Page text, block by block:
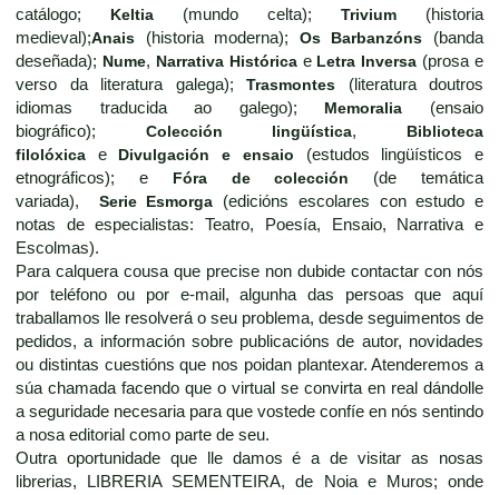
catálogo; Keltia (mundo celta); Trivium (historia
medieval);Anais (historia moderna); Os Barbanzóns (banda
deseñada); Nume, Narrativa Históricae Letra Inversa (prosa e
verso da literatura galega); Trasmontes (literatura doutros
idiomas traducida ao galego); Memoralia (ensaio
biográfico); Colección lingüística, Biblioteca
filolóxica e Divulgación e ensaio (estudos lingüísticos e
etnográficos); e Fóra de colección (de temática
variada), Serie Esmorga (edicións escolares con estudo e
notas de especialistas: Teatro, Poesía, Ensaio, Narrativa e
Escolmas).
Para calquera cousa que precise non dubide contactar con nós
por teléfono ou por e-mail, algunha das persoas que aquí
traballamos lle resolverá o seu problema, desde seguimentos de
pedidos, a información sobre publicacións de autor, novidades
ou distintas cuestións que nos poidan plantexar. Atenderemos a
súa chamada facendo que o virtual se convirta en real dándolle
a seguridade necesaria para que vostede confíe en nós sentindo
a nosa editorial como parte de seu.
Outra oportunidade que lle damos é a de visitar as nosas
librerias, LIBRERIA SEMENTEIRA, de Noia e Muros; onde